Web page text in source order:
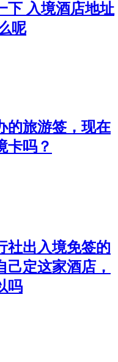
下 入境酒店地址
呢
的旅游签，现在
卡吗？
社出入境免签的
己定这家酒店，
吗